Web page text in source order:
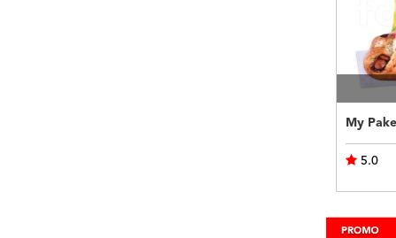
My
5.0